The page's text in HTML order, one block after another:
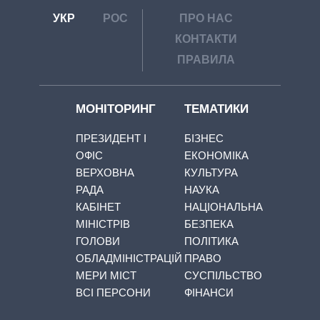
УКР РОС
ПРО НАС
КОНТАКТИ
ПРАВИЛА
МОНІТОРИНГ
ПРЕЗИДЕНТ І
ОФІС
ВЕРХОВНА
РАДА
КАБІНЕТ
МІНІСТРІВ
ГОЛОВИ
ОБЛАДМІНІСТРАЦІЙ
МЕРИ МІСТ
ВСІ ПЕРСОНИ
ТЕМАТИКИ
БІЗНЕС
ЕКОНОМІКА
КУЛЬТУРА
НАУКА
НАЦІОНАЛЬНА
БЕЗПЕКА
ПОЛІТИКА
ПРАВО
СУСПІЛЬСТВО
ФІНАНСИ